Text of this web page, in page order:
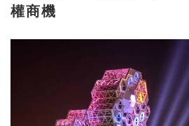
權商機